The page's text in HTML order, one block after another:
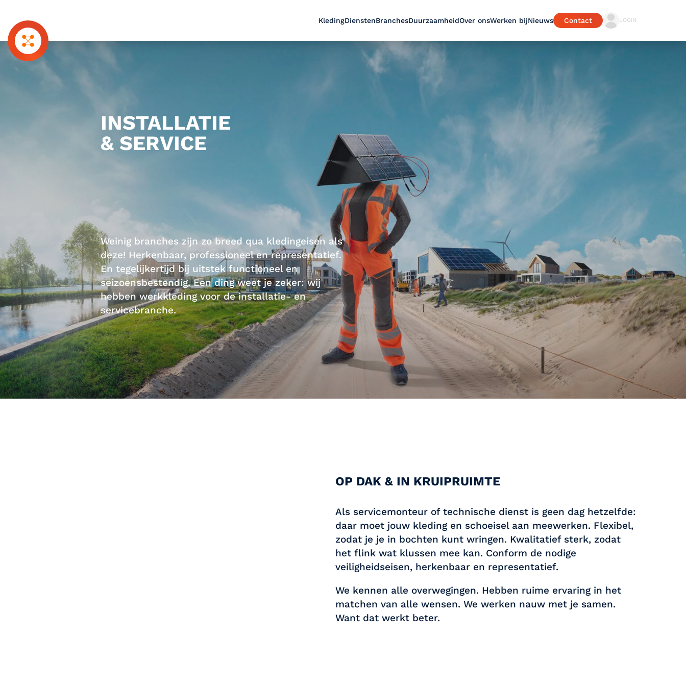
KledingDienstenBranchesDuurzaamheidOver onsWerken bijNieuws Contact LOGIN
INSTALLATIE
& SERVICE
Weinig branches zijn zo breed qua kledingeisen als
deze! Herkenbaar, professioneel en representatief.
En tegelijkertijd bij uitstek functioneel en
seizoensbestendig. Een ding weet je zeker: wij
hebben werkkleding voor de installatie- en
servicebranche.
OP DAK & IN KRUIPRUIMTE
Als servicemonteur of technische dienst is geen dag hetzelfde:
daar moet jouw kleding en schoeisel aan meewerken. Flexibel,
zodat je je in bochten kunt wringen. Kwalitatief sterk, zodat
het flink wat klussen mee kan. Conform de nodige
veiligheidseisen, herkenbaar en representatief.
We kennen alle overwegingen. Hebben ruime ervaring in het
matchen van alle wensen. We werken nauw met je samen.
Want dat werkt beter.